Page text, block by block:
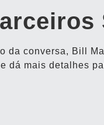
da conversa, Bill
dá mais detalhes